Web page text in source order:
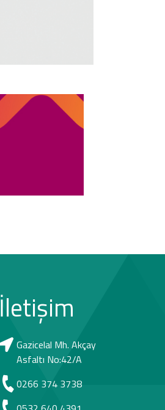
İletişim
Gazicelal Mh. Akçay
Asfaltı No:42/A
0266 374 3738